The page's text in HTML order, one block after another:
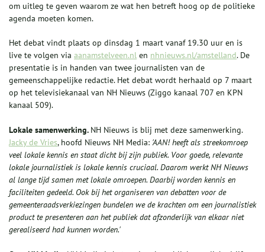
om uitleg te geven waarom ze wat hen betreft hoog op de politieke
agenda moeten komen.
Het debat vindt plaats op dinsdag 1 maart vanaf 19.30 uur en is
live te volgen via aanamstelveen.nl en nhnieuws.nl/amstelland. De
presentatie is in handen van twee journalisten van de
gemeenschappelijke redactie. Het debat wordt herhaald op 7 maart
op het televisiekanaal van NH Nieuws (Ziggo kanaal 707 en KPN
kanaal 509).
Lokale samenwerking. NH Nieuws is blij met deze samenwerking.
Jacky de Vries, hoofd Nieuws NH Media: 'AAN! heeft als streekomroep
veel lokale kennis en staat dicht bij zijn publiek. Voor goede, relevante
lokale journalistiek is lokale kennis cruciaal. Daarom werkt NH Nieuws
al lange tijd samen met lokale omroepen. Daarbij worden kennis en
faciliteiten gedeeld. Ook bij het organiseren van debatten voor de
gemeenteraadsverkiezingen bundelen we de krachten om een journalistiek
product te presenteren aan het publiek dat afzonderlijk van elkaar niet
gerealiseerd had kunnen worden.'